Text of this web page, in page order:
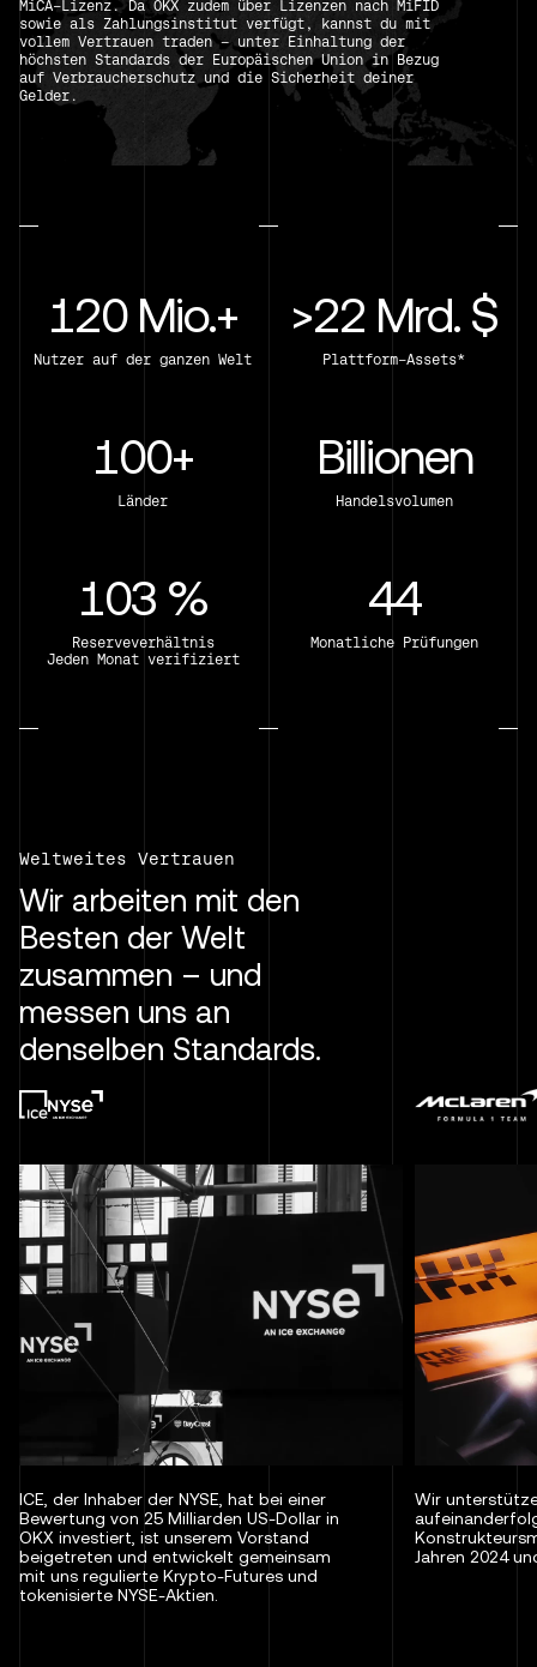
MiCA-Lizenz. Da OKX zudem über Lizenzen nach MiFID
sowie als Zahlungsinstitut verfügt, kannst du mit
vollem Vertrauen traden – unter Einhaltung der
höchsten Standards der Europäischen Union in Bezug
auf Verbraucherschutz und die Sicherheit deiner
Gelder.
120 Mio.+
Nutzer auf der ganzen Welt
>22 Mrd. $
Plattform-Assets*
100+
Länder
Billionen
Handelsvolumen
103 %
Reserveverhältnis
Jeden Monat verifiziert
44
Monatliche Prüfungen
Weltweites Vertrauen
Wir arbeiten mit den
Besten der Welt
zusammen – und
messen uns an
denselben Standards.
ICE, der Inhaber der NYSE, hat bei einer
Bewertung von 25 Milliarden US-Dollar in
OKX investiert, ist unserem Vorstand
beigetreten und entwickelt gemeinsam
mit uns regulierte Krypto-Futures und
tokenisierte NYSE-Aktien.
Wir
Jahren 2024